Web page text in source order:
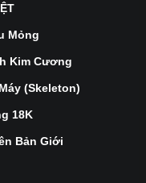
Mỏng
Kim Cương
(Skeleton)
18K
Bản Giới